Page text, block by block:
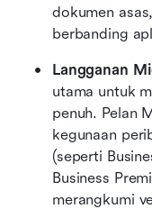
dokumen
berbanding
Langganan
utama untuk
penuh. Pelan
kegunaan
(seperti
Business
merangkumi